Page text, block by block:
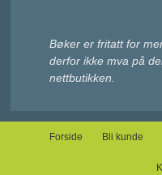
Bøker er fritatt for
derfor ikke mva på
nettbutikken.
Forside Bli kunde